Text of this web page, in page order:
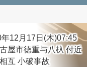
年12月17日(木)07:45
屋市徳重与八杁 付近
互 小破事故